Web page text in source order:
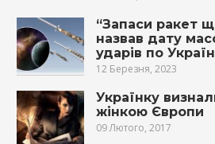
“Запаси ракет
назвав дату
ударів по
12 Березня, 2023
Українку
жінкою Європи
09 Лютого, 2017